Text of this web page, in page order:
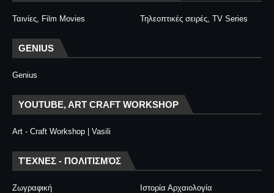
Ταινίες, Film Movies Τηλεοπτικές σειρές, TV Series
GENIUS
Genius
YOUTUBE, ART CRAFT WORKSHOP
Art - Craft Workshop | Vasili
ΤΈΧΝΕΣ - ΠΟΛΙΤΙΣΜΌΣ
Ζωγραφική
Ιστορία Αρχαιολογία